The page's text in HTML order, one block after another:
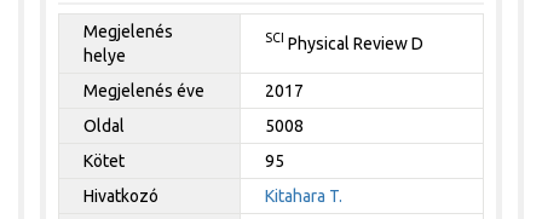
Megjelenés
helye
SCI Physical Review D
Megjelenés éve
2017
Oldal
5008
Kötet
95
Hivatkozó
Kitahara T.